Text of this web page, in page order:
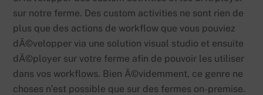
sur notre ferme. Des custom activities ne sont rien de
plus que des actions de workflow que vous pouviez
dÃ©velopper via une solution visual studio et ensuite
dÃ©ployer sur votre ferme afin de pouvoir les utiliser
dans vos workflows. Bien Ã©videmment, ce genre ne
choses n’est possible que sur des fermes on-premise.